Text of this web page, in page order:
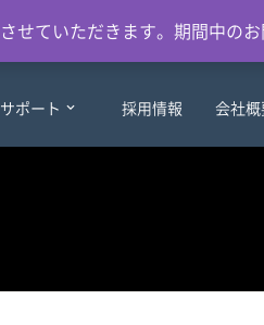
サポート 採用情報 会社
ていただきます。期間中の